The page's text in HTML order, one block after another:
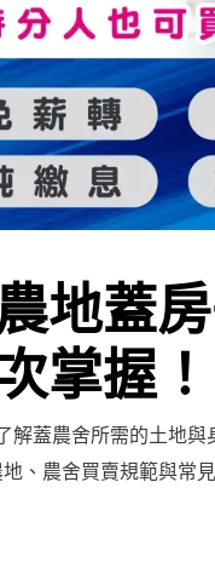
地蓋
掌握！
蓋農舍所需的土地
、農舍買賣規範與常見